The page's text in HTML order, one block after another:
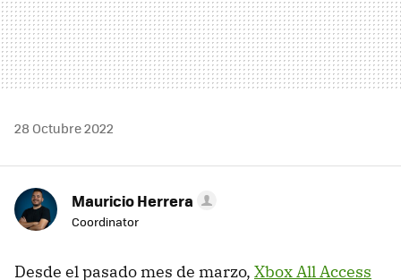
28 Octubre 2022
Mauricio Herrera
Coordinator
Desde el pasado mes de marzo, Xbox All Access